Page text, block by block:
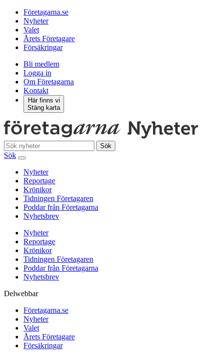
Företagarna.se
Nyheter
Valet
Årets Företagare
Försäkringar
Bli medlem
Logga in
Om Företagarna
Kontakt
Här finns vi
Stäng karta
Sök
Sök
Nyheter
Reportage
Krönikor
Tidningen Företagaren
Poddar från Företagarna
Nyhetsbrev
Nyheter
Reportage
Krönikor
Tidningen Företagaren
Poddar från Företagarna
Nyhetsbrev
Delwebbar
Företagarna.se
Nyheter
Valet
Årets Företagare
Försäkringar